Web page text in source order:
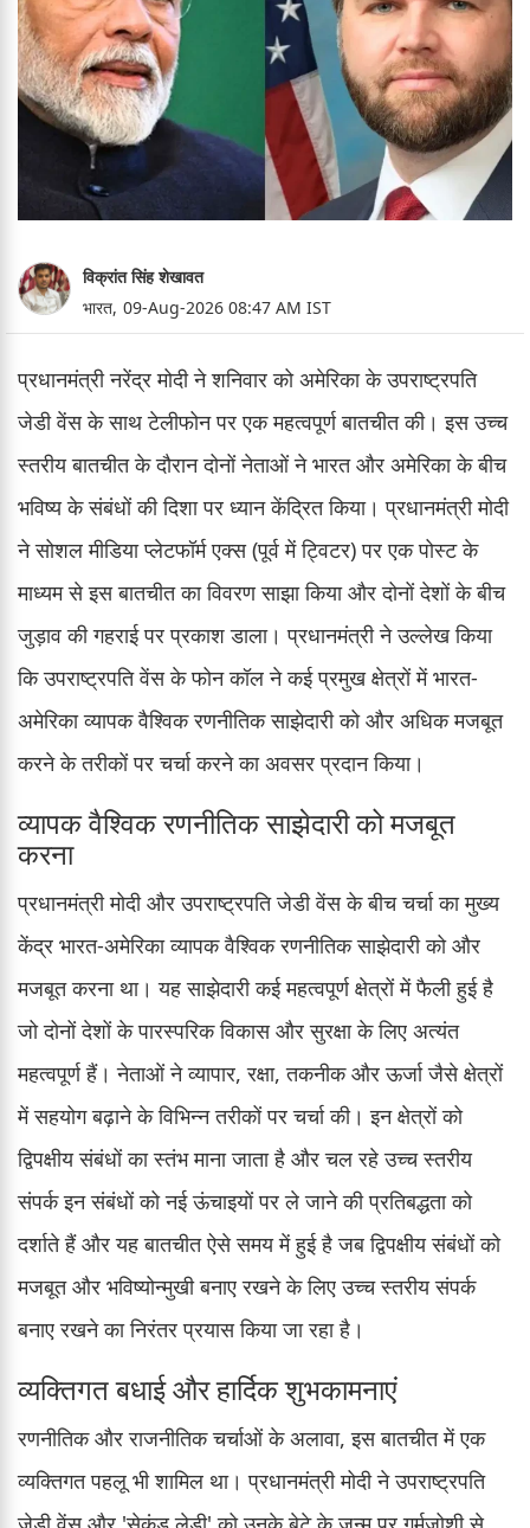
विक्रांत सिंह शेखावत
भारत, 09-Aug-2026 08:47 AM IST
प्रधानमंत्री नरेंद्र मोदी ने शनिवार को अमेरिका के उपराष्ट्रपति
जेडी वेंस के साथ टेलीफोन पर एक महत्वपूर्ण बातचीत की। इस उच्च
स्तरीय बातचीत के दौरान दोनों नेताओं ने भारत और अमेरिका के बीच
भविष्य के संबंधों की दिशा पर ध्यान केंद्रित किया। प्रधानमंत्री मोदी
ने सोशल मीडिया प्लेटफॉर्म एक्स (पूर्व में ट्विटर) पर एक पोस्ट के
माध्यम से इस बातचीत का विवरण साझा किया और दोनों देशों के बीच
जुड़ाव की गहराई पर प्रकाश डाला। प्रधानमंत्री ने उल्लेख किया
कि उपराष्ट्रपति वेंस के फोन कॉल ने कई प्रमुख क्षेत्रों में भारत-
अमेरिका व्यापक वैश्विक रणनीतिक साझेदारी को और अधिक मजबूत
करने के तरीकों पर चर्चा करने का अवसर प्रदान किया।
व्यापक वैश्विक रणनीतिक साझेदारी को मजबूत
करना
प्रधानमंत्री मोदी और उपराष्ट्रपति जेडी वेंस के बीच चर्चा का मुख्य
केंद्र भारत-अमेरिका व्यापक वैश्विक रणनीतिक साझेदारी को और
मजबूत करना था। यह साझेदारी कई महत्वपूर्ण क्षेत्रों में फैली हुई है
जो दोनों देशों के पारस्परिक विकास और सुरक्षा के लिए अत्यंत
महत्वपूर्ण हैं। नेताओं ने व्यापार, रक्षा, तकनीक और ऊर्जा जैसे क्षेत्रों
में सहयोग बढ़ाने के विभिन्न तरीकों पर चर्चा की। इन क्षेत्रों को
द्विपक्षीय संबंधों का स्तंभ माना जाता है और चल रहे उच्च स्तरीय
संपर्क इन संबंधों को नई ऊंचाइयों पर ले जाने की प्रतिबद्धता को
दर्शाते हैं और यह बातचीत ऐसे समय में हुई है जब द्विपक्षीय संबंधों को
मजबूत और भविष्योन्मुखी बनाए रखने के लिए उच्च स्तरीय संपर्क
बनाए रखने का निरंतर प्रयास किया जा रहा है।
व्यक्तिगत बधाई और हार्दिक शुभकामनाएं
रणनीतिक और राजनीतिक चर्चाओं के अलावा, इस बातचीत में एक
व्यक्तिगत पहलू भी शामिल था। प्रधानमंत्री मोदी ने उपराष्ट्रपति